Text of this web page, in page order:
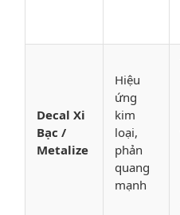
Decal Xi
Bạc /
Metalize
Hiệu
ứng
kim
loại,
phản
quang
mạnh